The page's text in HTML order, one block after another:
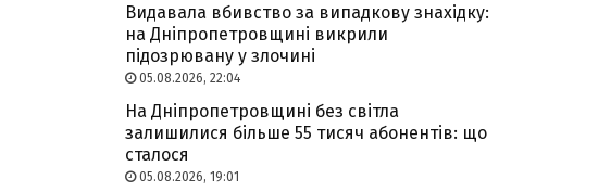
Видавала вбивство за випадкову знахідку:
на Дніпропетровщині викрили
підозрювану у злочині
05.08.2026, 22:04
На Дніпропетровщині без світла
залишилися більше 55 тисяч абонентів: що
сталося
05.08.2026, 19:01